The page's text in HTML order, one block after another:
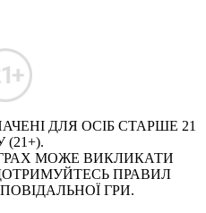
ДЛЯ ОСІБ СТАРШЕ 21
(21+).
МОЖЕ ВИКЛИКАТИ
ПРАВИЛ
ГРИ.